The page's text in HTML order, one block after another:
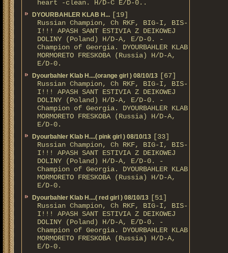
heart -clean. H/D-С E/D-0..
DYOURBAHLER KLAB Н... [19]
Russian Champion, Ch RKF, BIG-I, BIS-
I!!! APASH SANT ESTIVIA Z DEIKOWEJ
DOLINY (Poland) H/D-A, E/D-0. -
Champion of Georgia. DYOURBAHLER KLAB
MORMORETO FRESKOBA (Russia) H/D-A,
E/D-0.
Dyourbahler Klab H....(orange girl ) 08/10/13 [67]
Russian Champion, Ch RKF, BIG-I, BIS-
I!!! APASH SANT ESTIVIA Z DEIKOWEJ
DOLINY (Poland) H/D-A, E/D-0. -
Champion of Georgia. DYOURBAHLER KLAB
MORMORETO FRESKOBA (Russia) H/D-A,
E/D-0.
Dyourbahler Klab H....( pink girl ) 08/10/13 [33]
Russian Champion, Ch RKF, BIG-I, BIS-
I!!! APASH SANT ESTIVIA Z DEIKOWEJ
DOLINY (Poland) H/D-A, E/D-0. -
Champion of Georgia. DYOURBAHLER KLAB
MORMORETO FRESKOBA (Russia) H/D-A,
E/D-0.
Dyourbahler Klab H....( red girl ) 08/10/13 [51]
Russian Champion, Ch RKF, BIG-I, BIS-
I!!! APASH SANT ESTIVIA Z DEIKOWEJ
DOLINY (Poland) H/D-A, E/D-0. -
Champion of Georgia. DYOURBAHLER KLAB
MORMORETO FRESKOBA (Russia) H/D-A,
E/D-0.